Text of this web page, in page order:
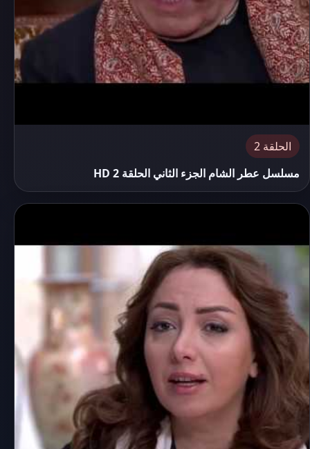
الحلقة 2
مسلسل عطر الشام الجزء الثاني الحلقة 2 HD